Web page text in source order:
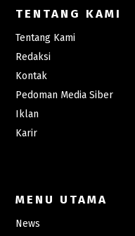
TENTANG KAMI
Tentang Kami
Redaksi
Kontak
Pedoman Media Siber
Iklan
Karir
MENU UTAMA
News